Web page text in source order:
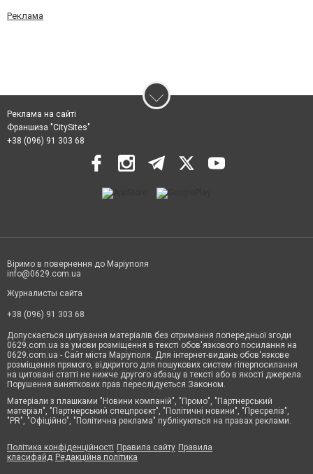
Реклама
Реклама на сайті
Франшиза "CitySites"
+38 (096) 91 303 68
Віримо в повернення до Маріуполя
info@0629.com.ua
Журналисты сайта
+38 (096) 91 303 68
Допускається цитування матеріалів без отримання попередньої згоди
0629.com.ua за умови розміщення в тексті обов'язкового посилання на
0629.com.ua - Сайт міста Маріуполя. Для інтернет-видань обов'язкове
розміщення прямого, відкритого для пошукових систем гіперпосилання
на цитовані статті не нижче другого абзацу в тексті або в якості джерела.
Порушення виняткових прав переслідується Законом.
Матеріали з плашками "Новини компаній", "Промо", "Партнерський
матеріал", "Партнерський спецпроєкт", "Політичні новини", "Пресреліз",
"PR", "Офіційно", "Політична реклама" публікуються на правах реклами.
Політика конфіденційності Правила сайту Правила
класифайд Редакційна політика